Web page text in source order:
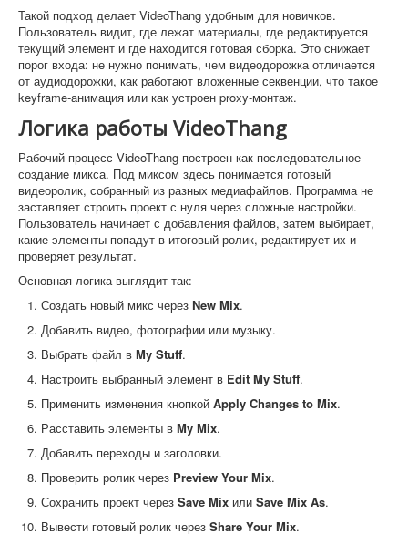
Такой подход делает VideoThang удобным для новичков.
Пользователь видит, где лежат материалы, где редактируется
текущий элемент и где находится готовая сборка. Это снижает
порог входа: не нужно понимать, чем видеодорожка отличается
от аудиодорожки, как работают вложенные секвенции, что такое
keyframe-анимация или как устроен proxy-монтаж.
Логика работы VideoThang
Рабочий процесс VideoThang построен как последовательное
создание микса. Под миксом здесь понимается готовый
видеоролик, собранный из разных медиафайлов. Программа не
заставляет строить проект с нуля через сложные настройки.
Пользователь начинает с добавления файлов, затем выбирает,
какие элементы попадут в итоговый ролик, редактирует их и
проверяет результат.
Основная логика выглядит так:
Создать новый микс через New Mix.
Добавить видео, фотографии или музыку.
Выбрать файл в My Stuff.
Настроить выбранный элемент в Edit My Stuff.
Применить изменения кнопкой Apply Changes to Mix.
Расставить элементы в My Mix.
Добавить переходы и заголовки.
Проверить ролик через Preview Your Mix.
Сохранить проект через Save Mix или Save Mix As.
Вывести готовый ролик через Share Your Mix.